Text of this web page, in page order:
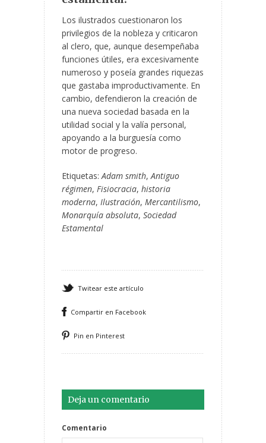
Los ilustrados cuestionaron los
privilegios de la nobleza y criticaron
al clero, que, aunque desempeñaba
funciones útiles, era excesivamente
numeroso y poseía grandes riquezas
que gastaba improductivamente. En
cambio, defendieron la creación de
una nueva sociedad basada en la
utilidad social y la valía personal,
apoyando a la burguesía como
motor de progreso.
Etiquetas:Adam smith,Antiguo
régimen, Fisiocracia, historia
moderna, Ilustración, Mercantilismo,
Monarquía absoluta, Sociedad
Estamental
Twitear este artículo
Compartir en Facebook
Pin en Pinterest
Deja un comentario
Comentario